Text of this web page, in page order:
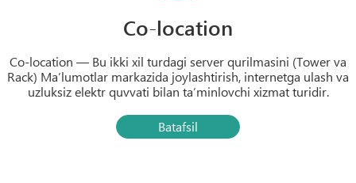
Co-location
Co-location — Bu ikki xil turdagi server qurilmasini (Tower va
Rack) Ma’lumotlar markazida joylashtirish, internetga ulash va
uzluksiz elektr quvvati bilan ta’minlovchi xizmat turidir.
Batafsil